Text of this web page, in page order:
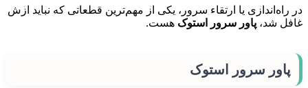
در راه‌اندازی یا ارتقاء سرور، یکی از مهم‌ترین قطعاتی که نباید ازش
غافل شد، پاور سرور استوک هست.
پاور سرور استوک